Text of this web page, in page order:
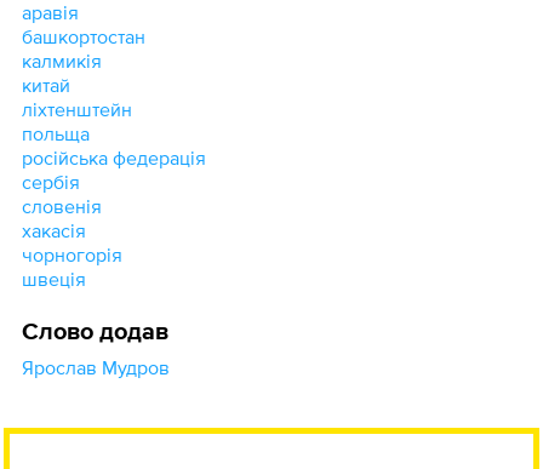
аравія
башкортостан
калмикія
китай
ліхтенштейн
польща
російська федерація
сербія
словенія
хакасія
чорногорія
швеція
Слово додав
Ярослав Мудров